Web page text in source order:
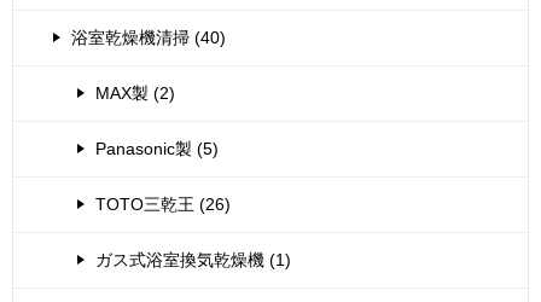
浴室乾燥機清掃 (40)
MAX製 (2)
Panasonic製 (5)
TOTO三乾王 (26)
ガス式浴室換気乾燥機 (1)